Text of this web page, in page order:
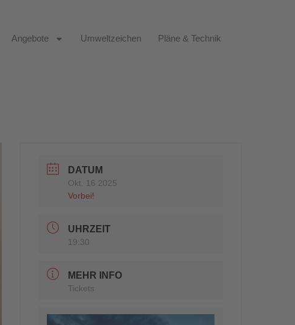
Angebote Umweltzeichen Pläne & Technik
DATUM
Okt. 16 2025
Vorbei!
UHRZEIT
19:30
MEHR INFO
Tickets